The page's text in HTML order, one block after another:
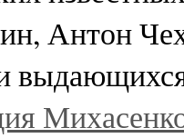
Антон